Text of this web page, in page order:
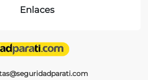
Enlaces